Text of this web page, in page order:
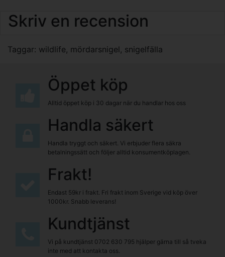
Skriv en recension
Taggar: wildlife, mördarsnigel, snigelfälla
Öppet köp
Alltid öppet köp i 30 dagar när du handlar hos oss
Handla säkert
Handla tryggt och säkert. Vi erbjuder flera säkra
betalningssätt och följer alltid konsumentköplagen.
Frakt!
Endast 59kr i frakt. Fri frakt inom Sverige vid köp över
1000kr. Snabb leverans!
Kundtjänst
Vi på kundtjänst 0702 630 795 hjälper gärna till så tveka
inte med att kontakta oss.